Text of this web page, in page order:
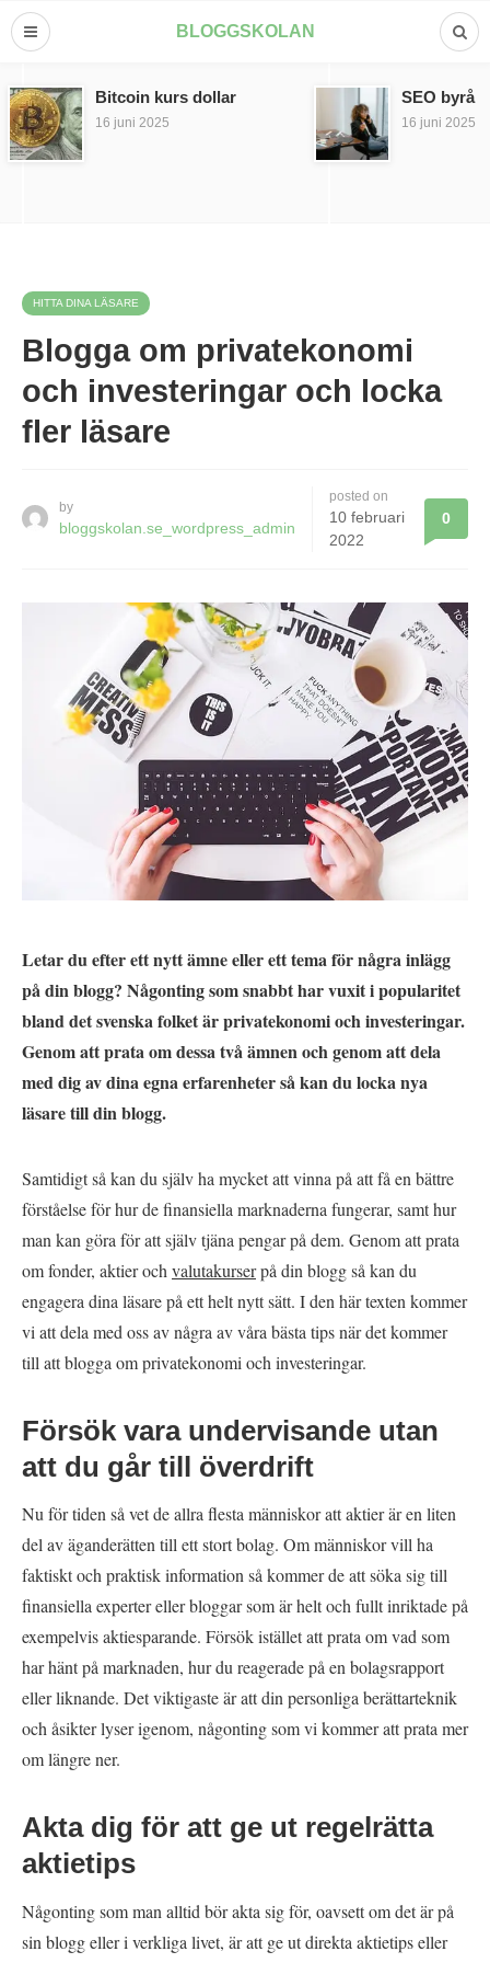
BLOGGSKOLAN
Bitcoin kurs dollar
16 juni 2025
SEO byrå
16 juni 2025
HITTA DINA LÄSARE
Blogga om privatekonomi
och investeringar och locka
fler läsare
by
bloggskolan.se_wordpress_admin
posted on
10 februari
2022
0
Letar du efter ett nytt ämne eller ett tema för några inlägg
på din blogg? Någonting som snabbt har vuxit i popularitet
bland det svenska folket är privatekonomi och investeringar.
Genom att prata om dessa två ämnen och genom att dela
med dig av dina egna erfarenheter så kan du locka nya
läsare till din blogg.
Samtidigt så kan du själv ha mycket att vinna på att få en bättre
förståelse för hur de finansiella marknaderna fungerar, samt hur
man kan göra för att själv tjäna pengar på dem. Genom att prata
om fonder, aktier och valutakurserpå din blogg så kan du
engagera dina läsare på ett helt nytt sätt. I den här texten kommer
vi att dela med oss av några av våra bästa tips när det kommer
till att blogga om privatekonomi och investeringar.
Försök vara undervisande utan
att du går till överdrift
Nu för tiden så vet de allra flesta människor att aktier är en liten
del av äganderätten till ett stort bolag. Om människor vill ha
faktiskt och praktisk information så kommer de att söka sig till
finansiella experter eller bloggar som är helt och fullt inriktade på
exempelvis aktiesparande. Försök istället att prata om vad som
har hänt på marknaden, hur du reagerade på en bolagsrapport
eller liknande. Det viktigaste är att din personliga berättarteknik
och åsikter lyser igenom, någonting som vi kommer att prata mer
om längre ner.
Akta dig för att ge ut regelrätta
aktietips
Någonting som man alltid bör akta sig för, oavsett om det är på
sin blogg eller i verkliga livet, är att ge ut direkta aktietips eller